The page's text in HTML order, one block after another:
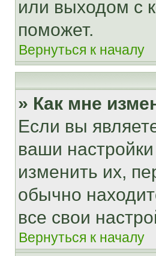
или выходом с
поможет.
Вернуться к началу
» Как мне
Если вы
ваши
изменить их,
обычно
все свои
Вернуться к началу